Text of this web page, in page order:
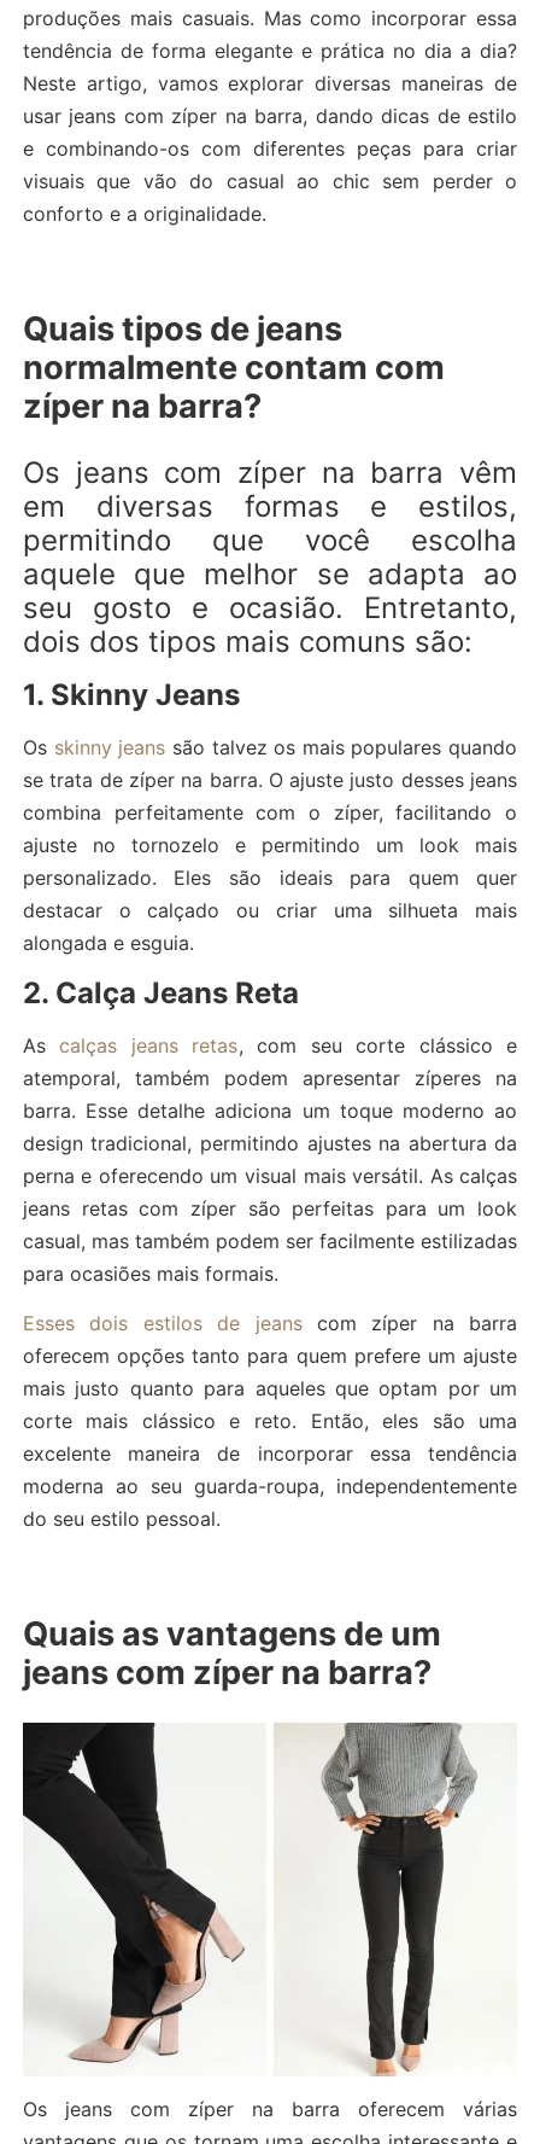
produções mais casuais. Mas como incorporar essa
tendência de forma elegante e prática no dia a dia?
Neste artigo, vamos explorar diversas maneiras de
usar jeans com zíper na barra, dando dicas de estilo
e combinando-os com diferentes peças para criar
visuais que vão do casual ao chic sem perder o
conforto e a originalidade.
Quais tipos de jeans
normalmente contam com
zíper na barra?
Os jeans com zíper na barra vêm
em diversas formas e estilos,
permitindo que você escolha
aquele que melhor se adapta ao
seu gosto e ocasião. Entretanto,
dois dos tipos mais comuns são:
1. Skinny Jeans
Os skinny jeans são talvez os mais populares quando
se trata de zíper na barra. O ajuste justo desses jeans
combina perfeitamente com o zíper, facilitando o
ajuste no tornozelo e permitindo um look mais
personalizado. Eles são ideais para quem quer
destacar o calçado ou criar uma silhueta mais
alongada e esguia.
2. Calça Jeans Reta
As calças jeans retas, com seu corte clássico e
atemporal, também podem apresentar zíperes na
barra. Esse detalhe adiciona um toque moderno ao
design tradicional, permitindo ajustes na abertura da
perna e oferecendo um visual mais versátil. As calças
jeans retas com zíper são perfeitas para um look
casual, mas também podem ser facilmente estilizadas
para ocasiões mais formais.
Esses dois estilos de jeanscom zíper na barra
oferecem opções tanto para quem prefere um ajuste
mais justo quanto para aqueles que optam por um
corte mais clássico e reto. Então, eles são uma
excelente maneira de incorporar essa tendência
moderna ao seu guarda-roupa, independentemente
do seu estilo pessoal.
Quais as vantagens de um
jeans com zíper na barra?
Os jeans com zíper na barra oferecem várias